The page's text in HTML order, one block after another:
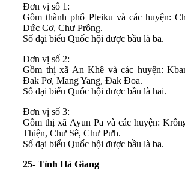
Đơn vị số 1:
Gồm thành phố Pleiku và các huyện:
Đức Cơ, Chư Prông.
Số đại biểu Quốc hội được bầu là ba.
Đơn vị số 2:
Gồm thị xã An Khê và các huyện:
Đak Pơ, Mang Yang, Đak Đoa.
Số đại biểu Quốc hội được bầu là hai.
Đơn vị số 3:
Gồm thị xã Ayun Pa và các huyện:
Thiện, Chư Sê, Chư Pưh.
Số đại biểu Quốc hội được bầu là ba.
25- Tỉnh Hà Giang